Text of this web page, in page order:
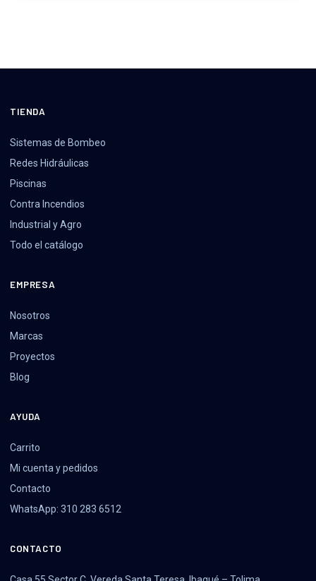
TIENDA
Sistemas de Bombeo
Redes Hidráulicas
Piscinas
Contra Incendios
Industrial y Agro
Todo el catálogo
EMPRESA
Nosotros
Marcas
Proyectos
Blog
AYUDA
Carrito
Mi cuenta y pedidos
Contacto
WhatsApp: 310 283 6512
CONTACTO